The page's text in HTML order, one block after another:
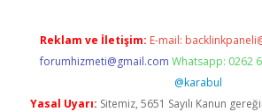
Reklam ve İletişim: E-mail:
forumhizmeti@gmail.com Whatsapp: 0262
@karabul
Yasal Uyarı: Sitemiz, 5651 Sayılı Kanun